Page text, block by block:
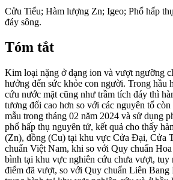
Cửu Tiểu; Hàm lượng Zn; Igeo; Phổ hấp
đáy sông.
Tóm tắt
Kim loại nặng ở dạng ion và vượt ngưỡng
hưởng đến sức khỏe con người. Trong hầu
cứu nước mặt cũng như trầm tích đáy thì
tương đối cao hơn so với các nguyên tố
mẫu trong tháng 02 năm 2024 và sử dụng
phổ hấp thụ nguyên tử, kết quả cho thấy
(Zn), đồng (Cu) tại khu vực Cửa Đại, Cửa
chuẩn Việt Nam, khi so với Quy chuẩn
bình tại khu vực nghiên cứu chưa vượt, tuy
điểm đã vượt, so với Quy chuẩn Liên Bang